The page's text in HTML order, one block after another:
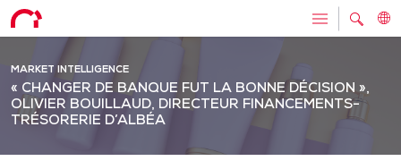
MARKET INTELLIGENCE
« CHANGER DE BANQUE FUT LA BONNE DÉCISION »,
OLIVIER BOUILLAUD, DIRECTEUR FINANCEMENTS-
TRÉSORERIE D’ALBÉA